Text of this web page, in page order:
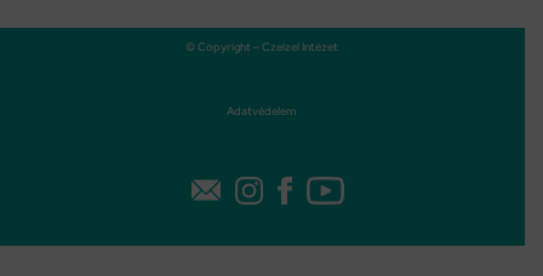
© Copyright – Czeizel Intézet
Adatvédelem